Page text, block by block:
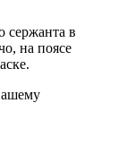
сержанта в
на поясе